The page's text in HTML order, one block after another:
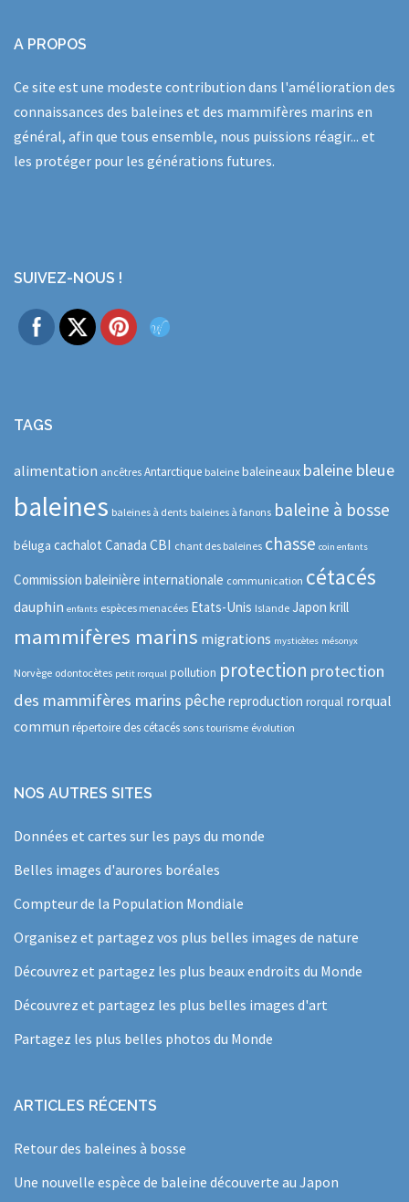
A PROPOS
Ce site est une modeste contribution dans l'amélioration des
connaissances des baleines et des mammifères marins en
général, afin que tous ensemble, nous puissions réagir... et
les protéger pour les générations futures.
SUIVEZ-NOUS !
TAGS
alimentation ancêtres Antarctique baleine baleineaux baleine bleue
baleines baleines à dents baleines à fanons baleine à bosse
béluga cachalot Canada CBI chant des baleines chasse coin enfants
Commission baleinière internationale communication cétacés
dauphin enfants espèces menacées Etats-Unis Islande Japon krill
mammifères marins migrations mysticètes mésonyx
Norvège odontocètes petit rorqual pollution protection protection
des mammifères marins pêche reproduction rorqual rorqual
commun répertoire des cétacés sons tourisme évolution
NOS AUTRES SITES
Données et cartes sur les pays du monde
Belles images d'aurores boréales
Compteur de la Population Mondiale
Organisez et partagez vos plus belles images de nature
Découvrez et partagez les plus beaux endroits du Monde
Découvrez et partagez les plus belles images d'art
Partagez les plus belles photos du Monde
ARTICLES RÉCENTS
Retour des baleines à bosse
Une nouvelle espèce de baleine découverte au Japon